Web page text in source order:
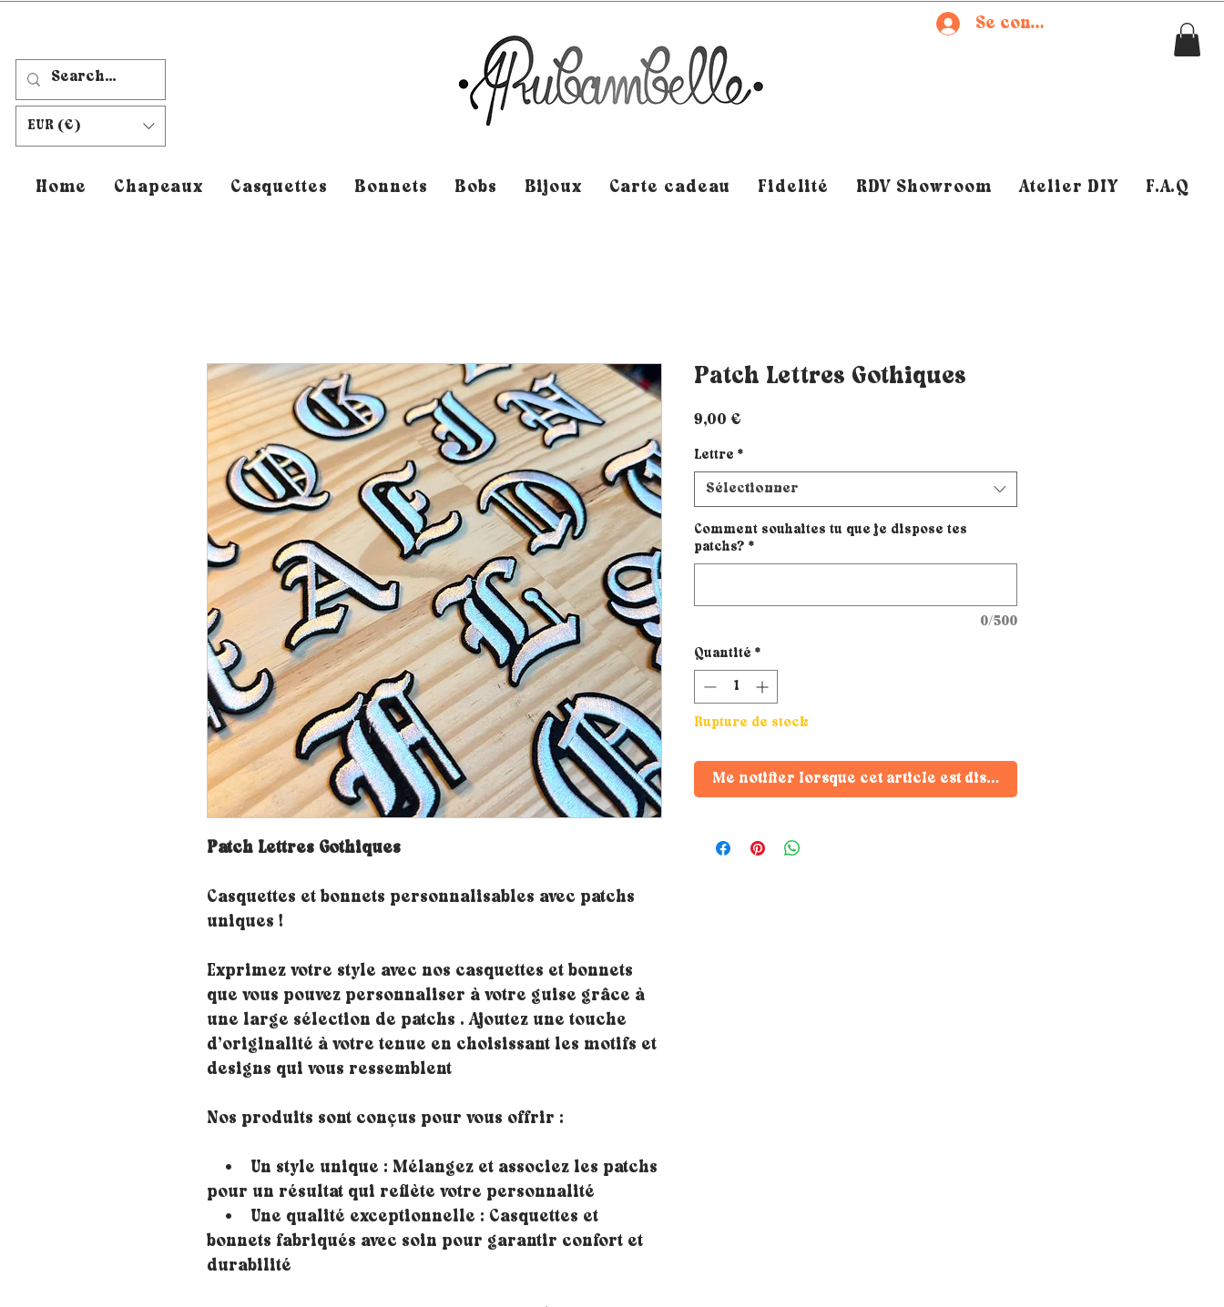
EUR (€)
Se connecter
Home Chapeaux Casquettes Bonnets Bobs Bijoux Carte cadeau Fidelité RDV Showroom Atelier DIY F.A.Q
Patch Lettres Gothiques
Casquettes et bonnets personnalisables avec patchs
uniques !
Exprimez votre style avec nos casquettes et bonnets
que vous pouvez personnaliser à votre guise grâce à
une large sélection de patchs . Ajoutez une touche
d’originalité à votre tenue en choisissant les motifs et
designs qui vous ressemblent
Nos produits sont conçus pour vous offrir :
• Un style unique : Mélangez et associez les patchs
pour un résultat qui reflète votre personnalité
• Une qualité exceptionnelle : Casquettes et
bonnets fabriqués avec soin pour garantir confort et
durabilité
Patch Lettres Gothiques
9,00 €
Lettre *
Sélectionner
Comment souhaites tu que je dispose tes
patchs? *
0/500
Quantité *
Rupture de stock
Me notifier lorsque cet article est disponible